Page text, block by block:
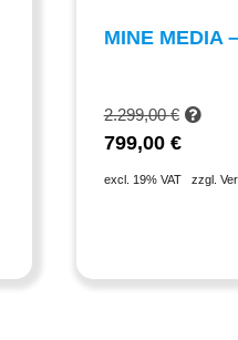
MINE MEDIA
2.299,00€
799,00 €
excl. 19% VAT zzgl.